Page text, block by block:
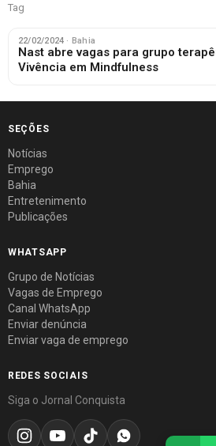
Tag
22/02/2024 · Bahia
Nast abre vagas para grupo
Vivência em Mindfulness
SEÇÕES
Notícias
Emprego
Bahia
Entretenimento
Publicações
WHATSAPP
Grupo de Notícias
Vagas de Emprego
Canal WhatsApp
Enviar denúncia
Enviar vaga de emprego
REDES SOCIAIS
Siga o Jornal Conquista